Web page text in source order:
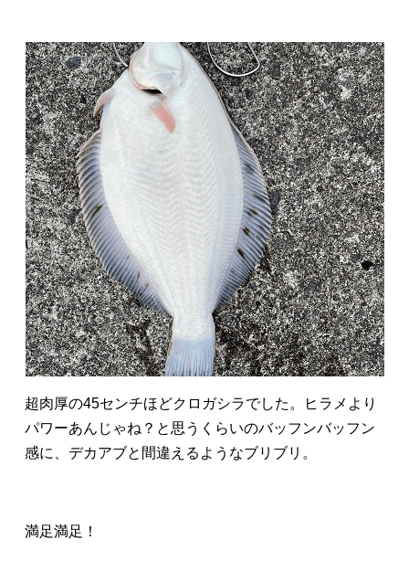
超肉厚の45センチほどクロガシラでした。ヒラメより
パワーあんじゃね？と思うくらいのバッフンバッフン
感に、デカアブと間違えるようなブリブリ。
満足満足！